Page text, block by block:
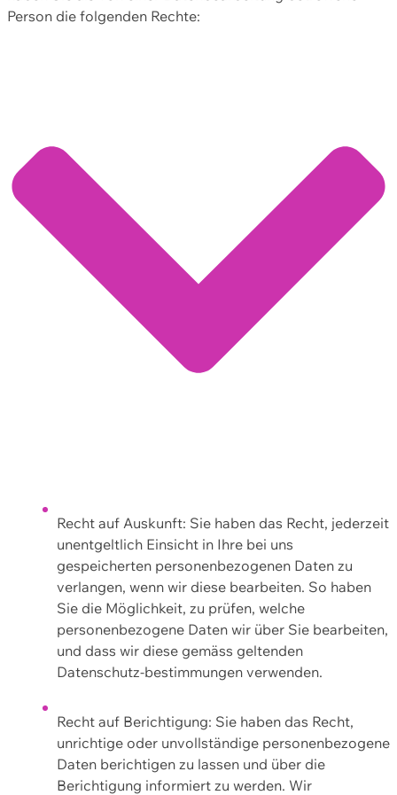
Person die folgenden Rechte:
Recht auf Auskunft: Sie haben das Recht, jederzeit
unentgeltlich Einsicht in Ihre bei uns
gespeicherten personenbezogenen Daten zu
verlangen, wenn wir diese bearbeiten. So haben
Sie die Möglichkeit, zu prüfen, welche
personenbezogene Daten wir über Sie bearbeiten,
und dass wir diese gemäss geltenden
Datenschutz-bestimmungen verwenden.
Recht auf Berichtigung: Sie haben das Recht,
unrichtige oder unvollständige personenbezogene
Daten berichtigen zu lassen und über die
Berichtigung informiert zu werden. Wir